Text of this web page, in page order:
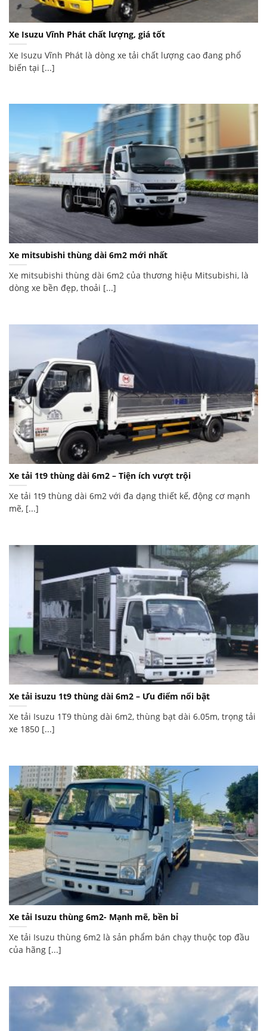
Xe Isuzu Vĩnh Phát chất lượng, giá tốt
Xe Isuzu Vĩnh Phát là dòng xe tải chất lượng cao đang phổ
biến tại [...]
Xe mitsubishi thùng dài 6m2 mới nhất
Xe mitsubishi thùng dài 6m2 của thương hiệu Mitsubishi, là
dòng xe bền đẹp, thoải [...]
Xe tải 1t9 thùng dài 6m2 – Tiện ích vượt trội
Xe tải 1t9 thùng dài 6m2 với đa dạng thiết kế, động cơ mạnh
mẽ, [...]
Xe tải isuzu 1t9 thùng dài 6m2 – Ưu điểm nổi bật
Xe tải Isuzu 1T9 thùng dài 6m2, thùng bạt dài 6.05m, trọng tải
xe 1850 [...]
Xe tải Isuzu thùng 6m2- Mạnh mẽ, bền bỉ
Xe tải Isuzu thùng 6m2 là sản phẩm bán chạy thuộc top đầu
của hãng [...]